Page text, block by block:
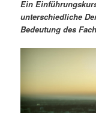
ä
r
n
n
d
r
n
a
v
i
o
Ein
unterschiedliche
Bedeutung des